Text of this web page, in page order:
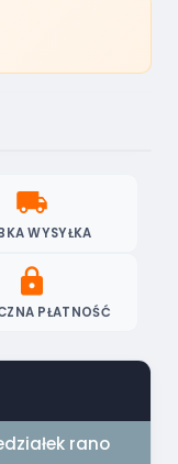
local_shipping
WYSYŁKA
lock
PŁATNOŚĆ
rano